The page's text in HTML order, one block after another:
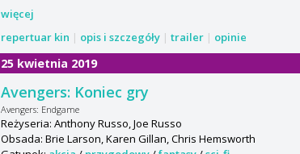
więcej
repertuar kin | opis i szczegóły | trailer | opinie
25 kwietnia 2019
Avengers: Koniec gry
Avengers: Endgame
Reżyseria: Anthony Russo, Joe Russo
Obsada: Brie Larson, Karen Gillan, Chris Hemsworth